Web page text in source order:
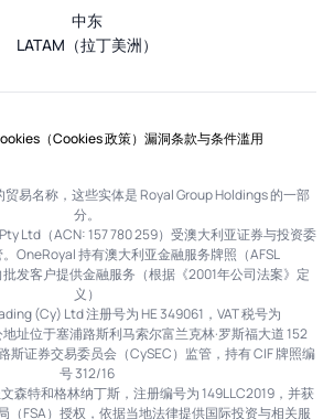
中东
LATAM（拉丁美洲）
（Cookies 政策） 漏洞条款与条件滥用
易名称，这些实体是 Royal Group Holdings 的一部
分。
Ltd（ACN: 157 780 259）受澳大利亚证券与投资委
OneRoyal 持有澳大利亚金融服务牌照（AFSL
发客户提供金融服务（根据《2001年公司法案》定
义）
(Cy) Ltd 注册号为 HE 349061，VAT 税号为
址位于塞浦路斯利马索尔富兰克林·罗斯福大道 152
斯证券交易委员会（CySEC）监管，持有 CIF 牌照编
号 312/16
森特和格林纳丁斯，注册编号为 149LLC2019，并获
（FSA）授权，依据当地法律提供国际投资与相关服